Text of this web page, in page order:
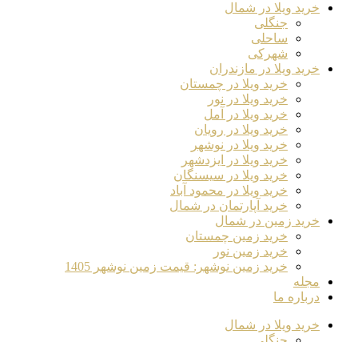
خرید ویلا در شمال
جنگلی
ساحلی
شهرکی
خرید ویلا در مازندران
خرید ویلا در چمستان
خرید ویلا در نور
خرید ویلا در آمل
خرید ویلا در رویان
خرید ویلا در نوشهر
خرید ویلا در ایزدشهر
خرید ویلا در سیسنگان
خرید ویلا در محمود آباد
خرید آپارتمان در شمال
خرید زمین در شمال
خرید زمین چمستان
خرید زمین نور
خرید زمین نوشهر: قیمت زمین نوشهر 1405
مجله
درباره ما
خرید ویلا در شمال